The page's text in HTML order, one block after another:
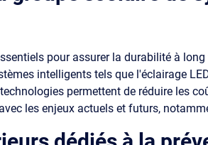
pour assurer la durabilité à
intelligents tels que l'éclairage
permettent de réduire les
les enjeux actuels et futurs,